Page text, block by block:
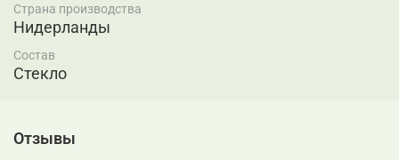
Страна производства
Нидерланды
Состав
Стекло
Отзывы